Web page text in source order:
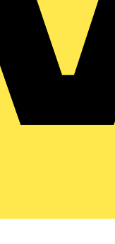
auf “OFF“.